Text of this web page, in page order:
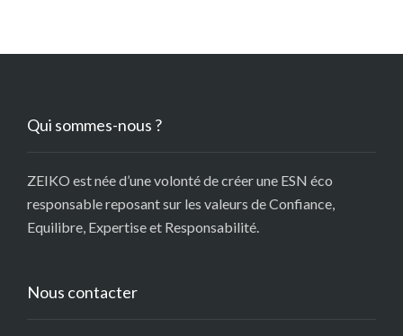
Qui sommes-nous ?
ZEIKO est née d’une volonté de créer une ESN éco
responsable reposant sur les valeurs de Confiance,
Equilibre, Expertise et Responsabilité.
Nous contacter